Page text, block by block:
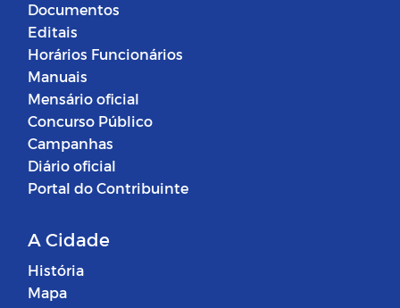
Documentos
Editais
Horários Funcionários
Manuais
Mensário oficial
Concurso Público
Campanhas
Diário oficial
Portal do Contribuinte
A Cidade
História
Mapa